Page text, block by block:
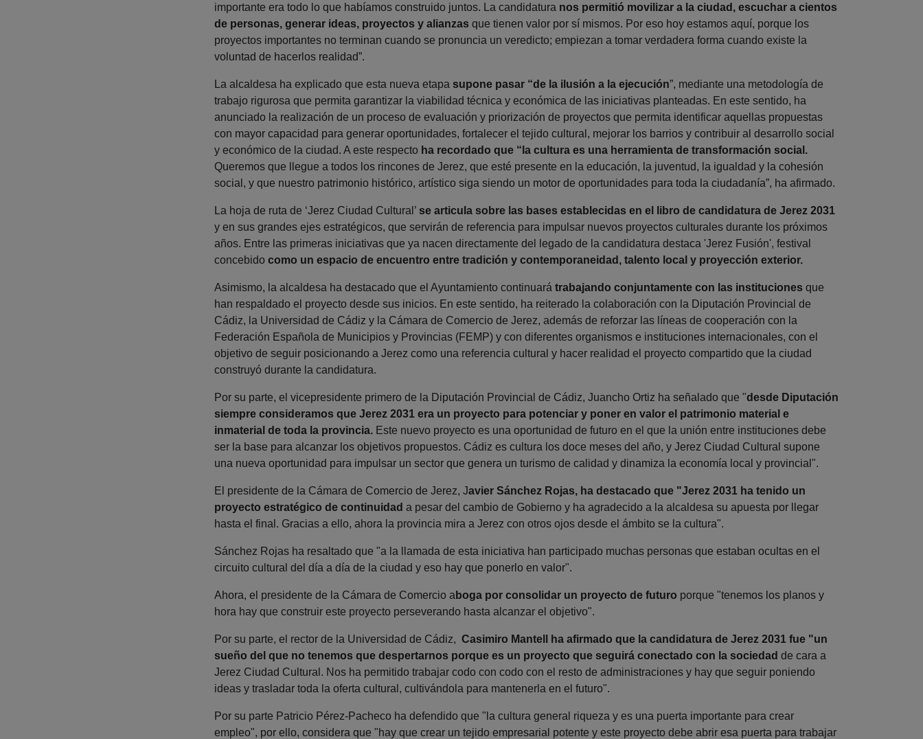
importante era todo lo que habíamos construido juntos. La candidatura nos permitió movilizar a la ciudad, escuchar a cientos
de personas, generar ideas, proyectos y alianzas que tienen valor por sí mismos. Por eso hoy estamos aquí, porque los
proyectos importantes no terminan cuando se pronuncia un veredicto; empiezan a tomar verdadera forma cuando existe la
voluntad de hacerlos realidad”.
La alcaldesa ha explicado que esta nueva etapa supone pasar “de la ilusión a la ejecución”, mediante una metodología de
trabajo rigurosa que permita garantizar la viabilidad técnica y económica de las iniciativas planteadas. En este sentido, ha
anunciado la realización de un proceso de evaluación y priorización de proyectos que permita identificar aquellas propuestas
con mayor capacidad para generar oportunidades, fortalecer el tejido cultural, mejorar los barrios y contribuir al desarrollo social
y económico de la ciudad. A este respecto ha recordado que “la cultura es una herramienta de transformación social.
Queremos que llegue a todos los rincones de Jerez, que esté presente en la educación, la juventud, la igualdad y la cohesión
social, y que nuestro patrimonio histórico, artístico siga siendo un motor de oportunidades para toda la ciudadanía”, ha afirmado.
La hoja de ruta de ‘Jerez Ciudad Cultural’ se articula sobre las bases establecidas en el libro de candidatura de Jerez 2031
y en sus grandes ejes estratégicos, que servirán de referencia para impulsar nuevos proyectos culturales durante los próximos
años. Entre las primeras iniciativas que ya nacen directamente del legado de la candidatura destaca 'Jerez Fusión', festival
concebido como un espacio de encuentro entre tradición y contemporaneidad, talento local y proyección exterior.
Asimismo, la alcaldesa ha destacado que el Ayuntamiento continuará trabajando conjuntamente con las instituciones que
han respaldado el proyecto desde sus inicios. En este sentido, ha reiterado la colaboración con la Diputación Provincial de
Cádiz, la Universidad de Cádiz y la Cámara de Comercio de Jerez, además de reforzar las líneas de cooperación con la
Federación Española de Municipios y Provincias (FEMP) y con diferentes organismos e instituciones internacionales, con el
objetivo de seguir posicionando a Jerez como una referencia cultural y hacer realidad el proyecto compartido que la ciudad
construyó durante la candidatura.
Por su parte, el vicepresidente primero de la Diputación Provincial de Cádiz, Juancho Ortiz ha señalado que "desde Diputación
siempre consideramos que Jerez 2031 era un proyecto para potenciar y poner en valor el patrimonio material e
inmaterial de toda la provincia. Este nuevo proyecto es una oportunidad de futuro en el que la unión entre instituciones debe
ser la base para alcanzar los objetivos propuestos. Cádiz es cultura los doce meses del año, y Jerez Ciudad Cultural supone
una nueva oportunidad para impulsar un sector que genera un turismo de calidad y dinamiza la economía local y provincial".
El presidente de la Cámara de Comercio de Jerez, Javier Sánchez Rojas, ha destacado que "Jerez 2031 ha tenido un
proyecto estratégico de continuidad a pesar del cambio de Gobierno y ha agradecido a la alcaldesa su apuesta por llegar
hasta el final. Gracias a ello, ahora la provincia mira a Jerez con otros ojos desde el ámbito se la cultura".
Sánchez Rojas ha resaltado que "a la llamada de esta iniciativa han participado muchas personas que estaban ocultas en el
circuito cultural del día a día de la ciudad y eso hay que ponerlo en valor".
Ahora, el presidente de la Cámara de Comercio a boga por consolidar un proyecto de futuro porque "tenemos los planos y
hora hay que construir este proyecto perseverando hasta alcanzar el objetivo".
Por su parte, el rector de la Universidad de Cádiz, Casimiro Mantell ha afirmado que la candidatura de Jerez 2031 fue "un
sueño del que no tenemos que despertarnos porque es un proyecto que seguirá conectado con la sociedad de cara a
Jerez Ciudad Cultural. Nos ha permitido trabajar codo con codo con el resto de administraciones y hay que seguir poniendo
ideas y trasladar toda la oferta cultural, cultivándola para mantenerla en el futuro".
Por su parte Patricio Pérez-Pacheco ha defendido que "la cultura general riqueza y es una puerta importante para crear
empleo", por ello, considera que "hay que crear un tejido empresarial potente y este proyecto debe abrir esa puerta para trabajar